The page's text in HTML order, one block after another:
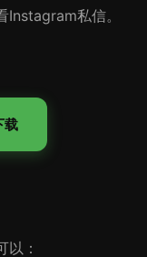
私信。
载
：